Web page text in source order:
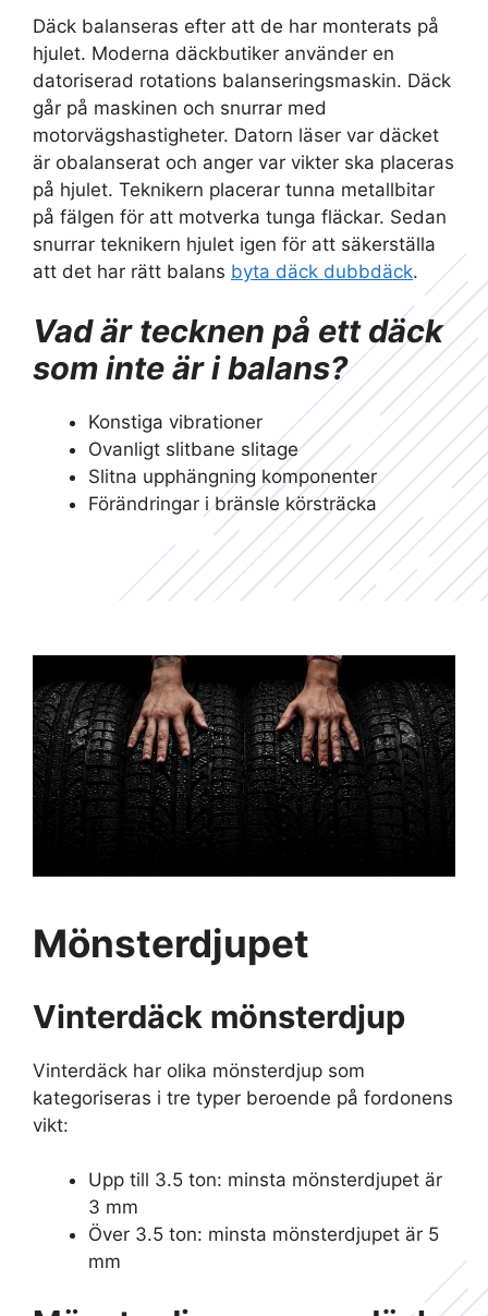
Däck balanseras efter att de har monterats på
hjulet. Moderna däckbutiker använder en
datoriserad rotations balanseringsmaskin. Däck
går på maskinen och snurrar med
motorvägshastigheter. Datorn läser var däcket
är obalanserat och anger var vikter ska placeras
på hjulet. Teknikern placerar tunna metallbitar
på fälgen för att motverka tunga fläckar. Sedan
snurrar teknikern hjulet igen för att säkerställa
att det har rätt balans byta däck dubbdäck.
Vad är tecknen på ett däck
som inte är i balans?
Konstiga vibrationer
Ovanligt slitbane slitage
Slitna upphängning komponenter
Förändringar i bränsle körsträcka
Mönsterdjupet
Vinterdäck mönsterdjup
Vinterdäck har olika mönsterdjup som
kategoriseras i tre typer beroende på fordonens
vikt:
Upp till 3.5 ton: minsta mönsterdjupet är
3 mm
Över 3.5 ton: minsta mönsterdjupet är 5
mm